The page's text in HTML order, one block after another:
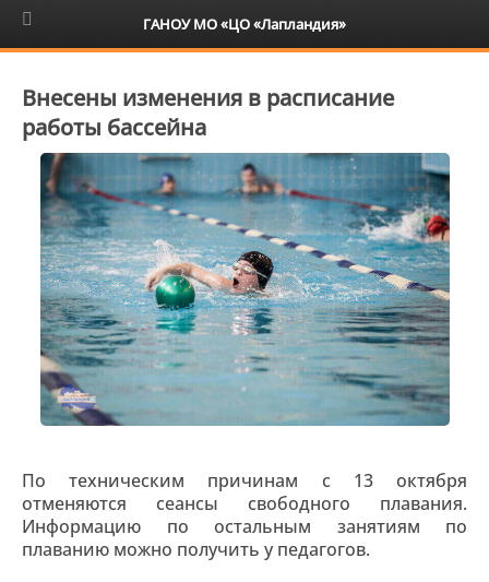
6+
Внесены изменения в расписание
работы бассейна
По техническим причинам с 13 октября
отменяются сеансы свободного плавания.
Информацию по остальным занятиям по
плаванию можно получить у педагогов.
ГАНОУ МО «ЦО «Лапландия»